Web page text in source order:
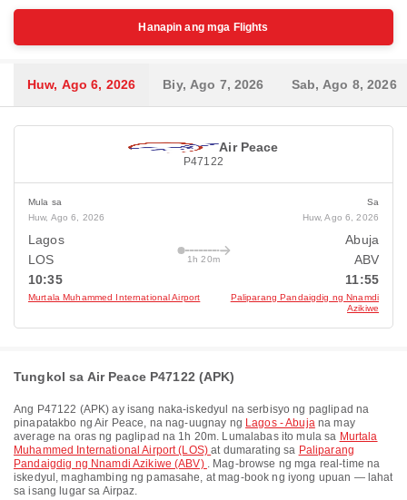
Hanapin ang mga Flights
Huw, Ago 6, 2026 Biy, Ago 7, 2026 Sab, Ago 8, 2026
Air Peace
P47122
Mula sa
Huw, Ago 6, 2026
Lagos
LOS
10:35
Murtala Muhammed International Airport
1h 20m
Sa
Huw, Ago 6, 2026
Abuja
ABV
11:55
Paliparang Pandaigdig ng Nnamdi
Azikiwe
Tungkol sa Air Peace P47122 (APK)
Ang P47122 (APK) ay isang naka-iskedyul na serbisyo ng paglipad na
pinapatakbo ngAir Peace, na nag-uugnay ng Lagos - Abujana may
average na oras ng paglipad na 1h 20m. Lumalabas ito mula sa Murtala
Muhammed International Airport (LOS)at dumarating sa Paliparang
Pandaigdig ng Nnamdi Azikiwe (ABV) . Mag-browse ng mga real-time na
iskedyul, maghambing ng pamasahe, at mag-book ng iyong upuan — lahat
sa isang lugar sa Airpaz.